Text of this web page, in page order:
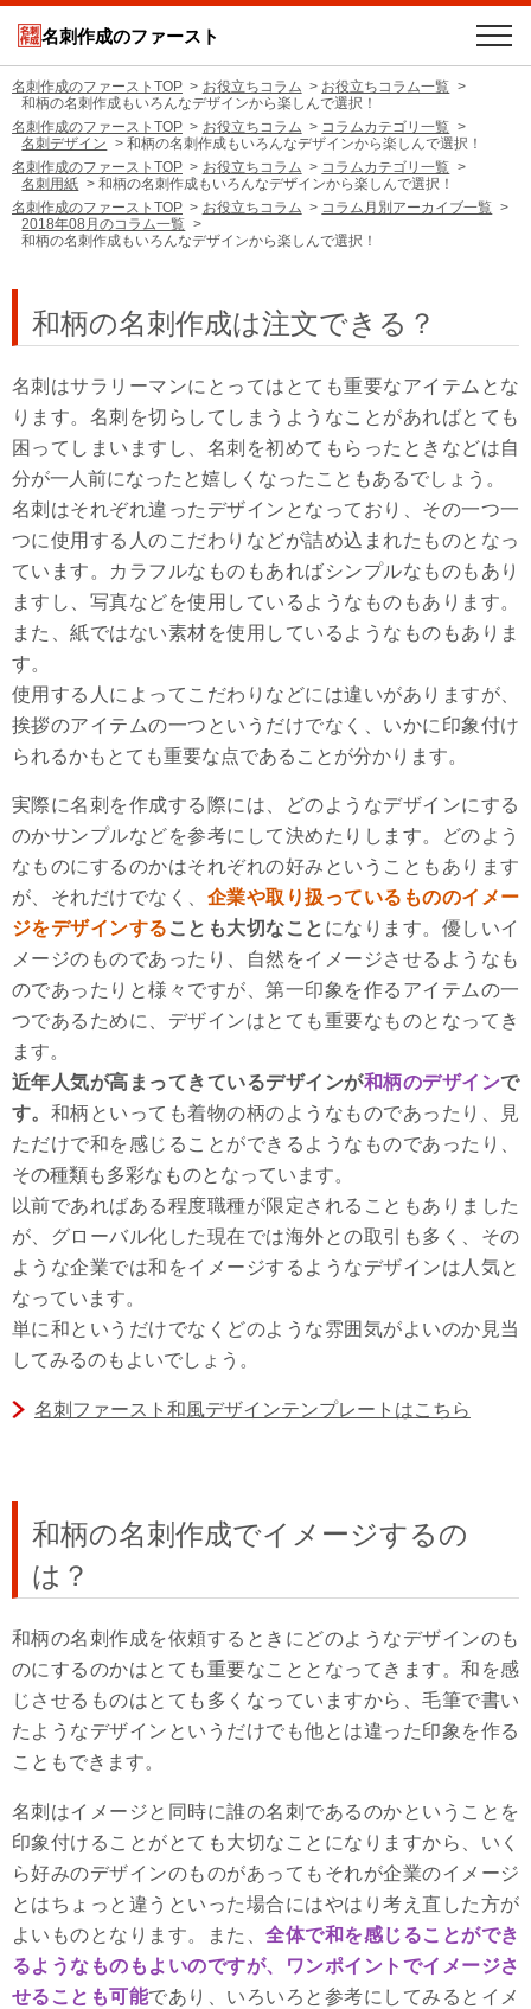
名刺作成のファースト
名刺作成のファーストTOP お役立ちコラム
お役立ちコラム一覧
和柄の名刺作成もいろんなデザインから楽しんで選択！
名刺作成のファーストTOP
お役立ちコラム
コラムカテゴリ一覧
名刺デザイン
和柄の名刺作成もいろんなデザインから楽しんで選択！
名刺作成のファーストTOP
お役立ちコラム
コラムカテゴリ一覧
名刺用紙
和柄の名刺作成もいろんなデザインから楽しんで選択！
名刺作成のファーストTOP
お役立ちコラム
コラム月別アーカイブ一覧
2018年08月のコラム一覧
和柄の名刺作成もいろんなデザインから楽しんで選択！
和柄の名刺作成は注文できる？
名刺はサラリーマンにとってはとても重要なアイテムとな
ります。名刺を切らしてしまうようなことがあればとても
困ってしまいますし、名刺を初めてもらったときなどは自
分が一人前になったと嬉しくなったこともあるでしょう。
名刺はそれぞれ違ったデザインとなっており、その一つ一
つに使用する人のこだわりなどが詰め込まれたものとなっ
ています。カラフルなものもあればシンプルなものもあり
ますし、写真などを使用しているようなものもあります。
また、紙ではない素材を使用しているようなものもありま
す。
使用する人によってこだわりなどには違いがありますが、
挨拶のアイテムの一つというだけでなく、いかに印象付け
られるかもとても重要な点であることが分かります。
実際に名刺を作成する際には、どのようなデザインにする
のかサンプルなどを参考にして決めたりします。どのよう
なものにするのかはそれぞれの好みということもあります
が、それだけでなく、 企業や取り扱っているもののイメー
ジをデザインする ことも大切なこと になります。優しいイ
メージのものであったり、自然をイメージさせるようなも
のであったりと様々ですが、第一印象を作るアイテムの一
つであるために、デザインはとても重要なものとなってき
ます。
近年人気が高まってきているデザインが和柄のデザインで
す。 和柄といっても着物の柄のようなものであったり、見
ただけで和を感じることができるようなものであったり、
その種類も多彩なものとなっています。
以前であればある程度職種が限定されることもありました
が、グローバル化した現在では海外との取引も多く、その
ような企業では和をイメージするようなデザインは人気と
なっています。
単に和というだけでなくどのような雰囲気がよいのか見当
してみるのもよいでしょう。
名刺ファースト和風デザインテンプレートはこちら
和柄の名刺作成でイメージするの
は？
和柄の名刺作成を依頼するときにどのようなデザインのも
のにするのかはとても重要なこととなってきます。和を感
じさせるものはとても多くなっていますから、毛筆で書い
たようなデザインというだけでも他とは違った印象を作る
こともできます。
名刺はイメージと同時に誰の名刺であるのかということを
印象付けることがとても大切なことになりますから、いく
ら好みのデザインのものがあってもそれが企業のイメージ
とはちょっと違うといった場合にはやはり考え直した方が
よいものとなります。また、全体で和を感じることができ
るようなものもよいのですが、ワンポイントでイメージさ
せることも可能であり、いろいろと参考にしてみるとイメ